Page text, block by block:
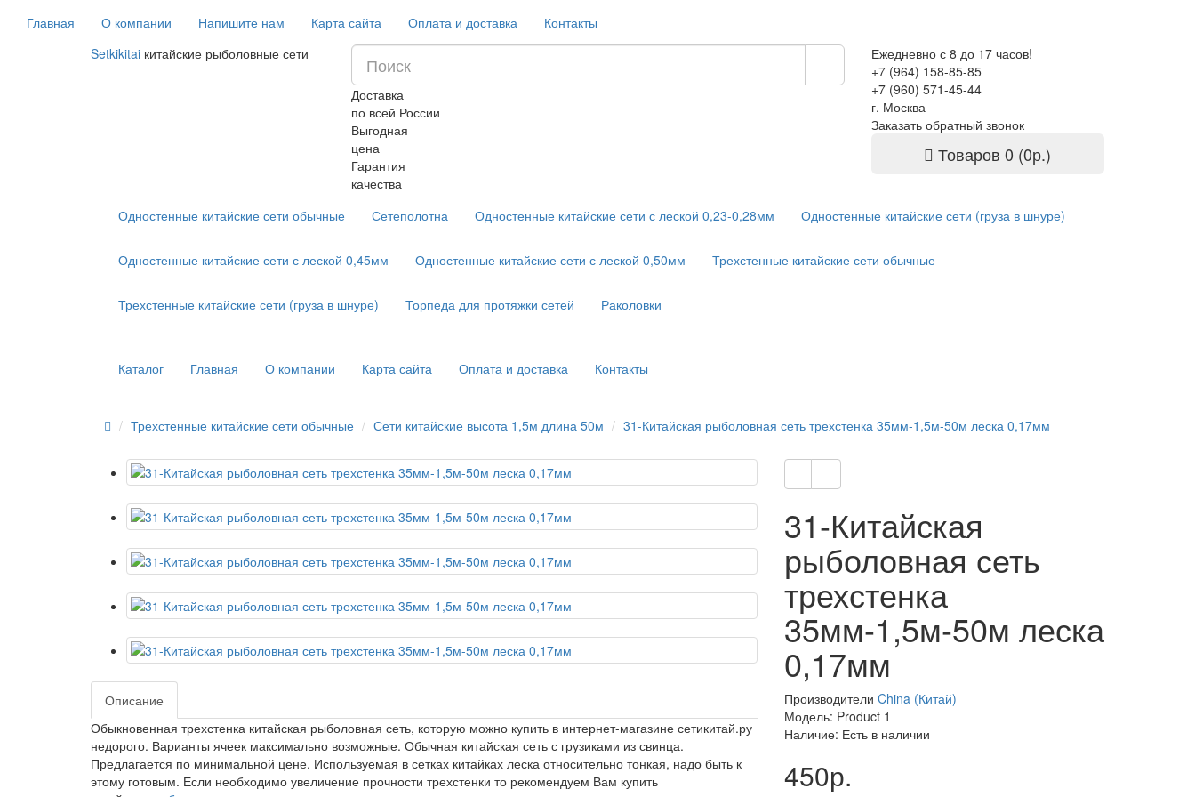
Главная О компании Напишите нам Карта сайта Оплата и доставка
Контакты
Setkikitai китайские рыболовные сети
Доставка
по всей России
Выгодная
цена
Гарантия
качества
Ежедневно с 8 до 17 часов!
+7 (964) 158-85-85
+7 (960) 571-45-44
г. Москва
Заказать обратный звонок
Товаров 0 (0р.)
Одностенные китайские сети обычные Сетеполотна Одностенные китайские сети с леской 0,23-0,28мм Одностенные китайские сети (груза в шнуре)
Одностенные китайские сети с леской 0,45мм Одностенные китайские сети с леской 0,50мм Трехстенные китайские сети обычные
Трехстенные китайские сети (груза в шнуре) Торпеда для протяжки сетей Раколовки
Каталог Главная О компании Карта сайта Оплата и доставка Контакты
Трехстенные китайские сети обычные Сети китайские высота 1,5м длина 50м 31-Китайская рыболовная сеть трехстенка 35мм-1,5м-50м леска 0,17мм
Описание
Обыкновенная трехстенка китайская рыболовная сеть, которую можно купить в интернет-магазине сетикитай.ру
недорого. Варианты ячеек максимально возможные. Обычная китайская сеть с грузиками из свинца.
Предлагается по минимальной цене. Используемая в сетках китайках леска относительно тонкая, надо быть к
этому готовым. Если необходимо увеличение прочности трехстенки то рекомендуем Вам купить
31-Китайская
рыболовная сеть
трехстенка
35мм-1,5м-50м леска
0,17мм
Производители China (Китай)
Модель: Product 1
Наличие: Есть в наличии
450р.